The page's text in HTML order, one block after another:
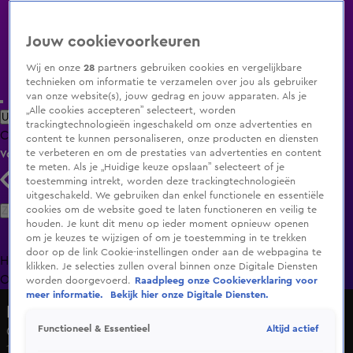
Uitzending Gemist Populaire programma's Zenders Genres
ClipsFilmsRadioSmart TV inlogShop
Volg KIJK
Zoeken
HomeUitzending Gemist Programma's De Bondgenoten
OranjezomerLivestreamsShop
Conjuring
18 feb 2020, 01:25
Jouw cookievoorkeuren
Wij en onze28 partners gebruiken cookies en vergelijkbare
technieken om informatie te verzamelen over jou als gebruiker
van onze website(s), jouw gedrag en jouw apparaten. Als je
„Alle cookies accepteren” selecteert, worden
trackingtechnologieën ingeschakeld om onze advertenties en
content te kunnen personaliseren, onze producten en diensten
te verbeteren en om de prestaties van advertenties en content
te meten. Als je „Huidige keuze opslaan” selecteert of je
toestemming intrekt, worden deze trackingtechnologieën
uitgeschakeld. We gebruiken dan enkel functionele en essentiële
cookies om de website goed te laten functioneren en veilig te
houden. Je kunt dit menu op ieder moment opnieuw openen
om je keuzes te wijzigen of om je toestemming in te trekken
door op de link Cookie-instellingen onder aan de webpagina te
klikken. Je selecties zullen overal binnen onze Digitale Diensten
worden doorgevoerd.
Raadpleeg onze Cookieverklaring voor
meer informatie.
Bekijk hier onze Digitale Diensten.
Functioneel & Essentieel Altijd actief